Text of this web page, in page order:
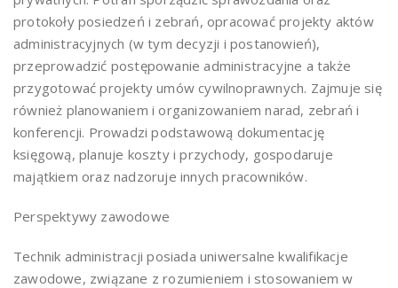
protokoły posiedzeń i zebrań, opracować projekty aktów
administracyjnych (w tym decyzji i postanowień),
przeprowadzić postępowanie administracyjne a także
przygotować projekty umów cywilnoprawnych. Zajmuje się
również planowaniem i organizowaniem narad, zebrań i
konferencji. Prowadzi podstawową dokumentację
księgową, planuje koszty i przychody, gospodaruje
majątkiem oraz nadzoruje innych pracowników.
Perspektywy zawodowe
Technik administracji posiada uniwersalne kwalifikacje
zawodowe, związane z rozumieniem i stosowaniem w